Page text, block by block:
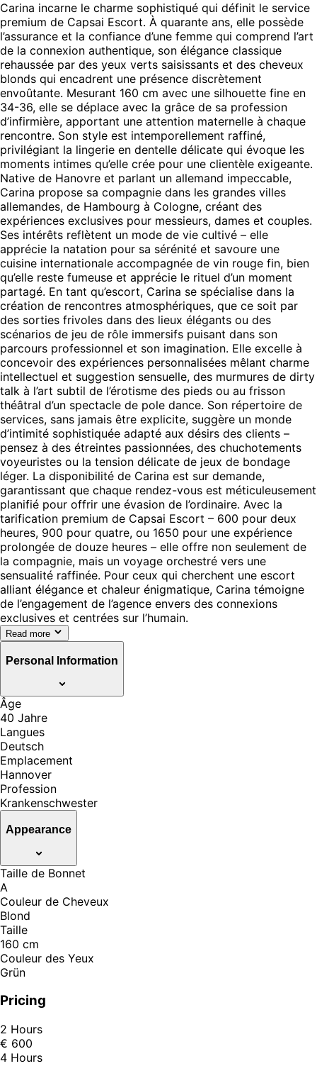
Carina incarne le charme sophistiqué qui définit le service
premium de Capsai Escort. À quarante ans, elle possède
l’assurance et la confiance d’une femme qui comprend l’art
de la connexion authentique, son élégance classique
rehaussée par des yeux verts saisissants et des cheveux
blonds qui encadrent une présence discrètement
envoûtante. Mesurant 160 cm avec une silhouette fine en
34-36, elle se déplace avec la grâce de sa profession
d’infirmière, apportant une attention maternelle à chaque
rencontre. Son style est intemporellement raffiné,
privilégiant la lingerie en dentelle délicate qui évoque les
moments intimes qu’elle crée pour une clientèle exigeante.
Native de Hanovre et parlant un allemand impeccable,
Carina propose sa compagnie dans les grandes villes
allemandes, de Hambourg à Cologne, créant des
expériences exclusives pour messieurs, dames et couples.
Ses intérêts reflètent un mode de vie cultivé – elle
apprécie la natation pour sa sérénité et savoure une
cuisine internationale accompagnée de vin rouge fin, bien
qu’elle reste fumeuse et apprécie le rituel d’un moment
partagé. En tant qu’escort, Carina se spécialise dans la
création de rencontres atmosphériques, que ce soit par
des sorties frivoles dans des lieux élégants ou des
scénarios de jeu de rôle immersifs puisant dans son
parcours professionnel et son imagination. Elle excelle à
concevoir des expériences personnalisées mêlant charme
intellectuel et suggestion sensuelle, des murmures de dirty
talk à l’art subtil de l’érotisme des pieds ou au frisson
théâtral d’un spectacle de pole dance. Son répertoire de
services, sans jamais être explicite, suggère un monde
d’intimité sophistiquée adapté aux désirs des clients –
pensez à des étreintes passionnées, des chuchotements
voyeuristes ou la tension délicate de jeux de bondage
léger. La disponibilité de Carina est sur demande,
garantissant que chaque rendez-vous est méticuleusement
planifié pour offrir une évasion de l’ordinaire. Avec la
tarification premium de Capsai Escort – 600 pour deux
heures, 900 pour quatre, ou 1650 pour une expérience
prolongée de douze heures – elle offre non seulement de
la compagnie, mais un voyage orchestré vers une
sensualité raffinée. Pour ceux qui cherchent une escort
alliant élégance et chaleur énigmatique, Carina témoigne
de l’engagement de l’agence envers des connexions
exclusives et centrées sur l’humain.
Read more
Personal Information
Âge
40 Jahre
Langues
Deutsch
Emplacement
Hannover
Profession
Krankenschwester
Appearance
Taille de Bonnet
A
Couleur de Cheveux
Blond
Taille
160 cm
Couleur des Yeux
Grün
Pricing
2 Hours
€ 600
4 Hours